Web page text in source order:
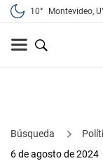
10° Montevideo,
Búsqueda
6 de agosto de 2024